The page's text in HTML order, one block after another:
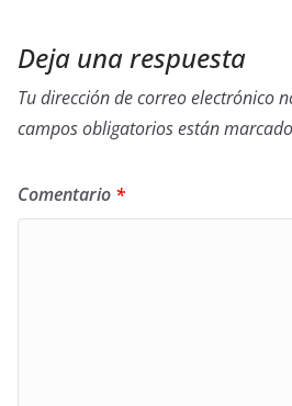
Deja una respuesta
Tu dirección de correo electrónico
campos obligatorios están
Comentario *